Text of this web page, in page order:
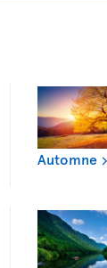
Automne